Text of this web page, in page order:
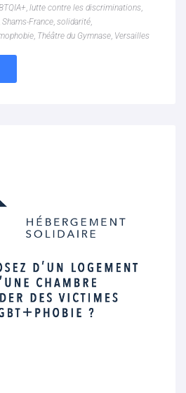
, lutte contre les discriminations,
Shams-France, solidarité,
, Théâtre du Gymnase, Versailles